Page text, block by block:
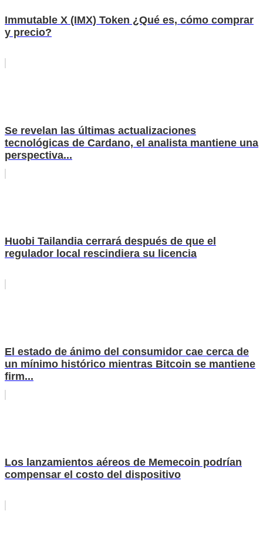
Immutable X (IMX) Token ¿Qué es, cómo comprar
y precio?
Se revelan las últimas actualizaciones
tecnológicas de Cardano, el analista mantiene una
perspectiva...
Huobi Tailandia cerrará después de que el
regulador local rescindiera su licencia
El estado de ánimo del consumidor cae cerca de
un mínimo histórico mientras Bitcoin se mantiene
firm...
Los lanzamientos aéreos de Memecoin podrían
compensar el costo del dispositivo